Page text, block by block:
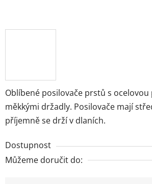
Oblíbené posilovače prstů s
měkkými držadly. Posilovače mají
příjemně se drží v dlaních.
Dostupnost
Můžeme doručit do: